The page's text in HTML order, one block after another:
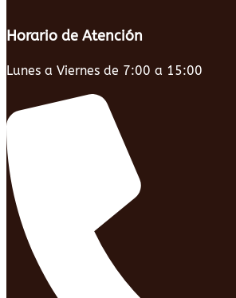
Horario de Atención
Lunes a Viernes de 7:00 a 15:00